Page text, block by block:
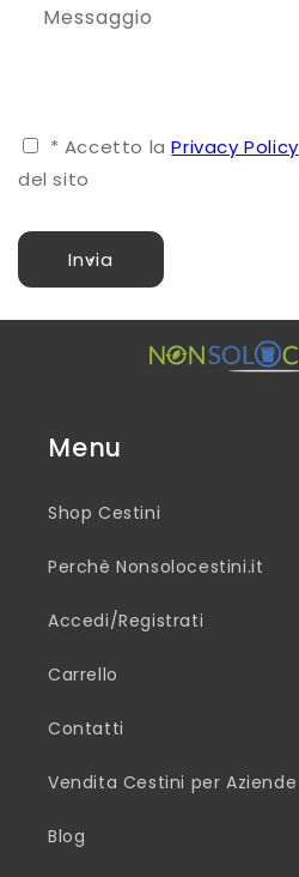
Messaggio
* Accetto laPrivacy Policy
del sito
Invia
Menu
Shop Cestini
Perchè Nonsolocestini.it
Accedi/Registrati
Carrello
Contatti
Vendita Cestini per Aziende
Blog